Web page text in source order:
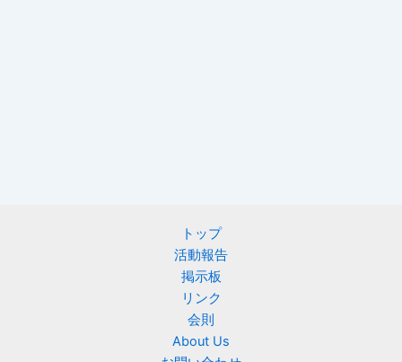
トップ
活動報告
掲示板
リンク
会則
About Us